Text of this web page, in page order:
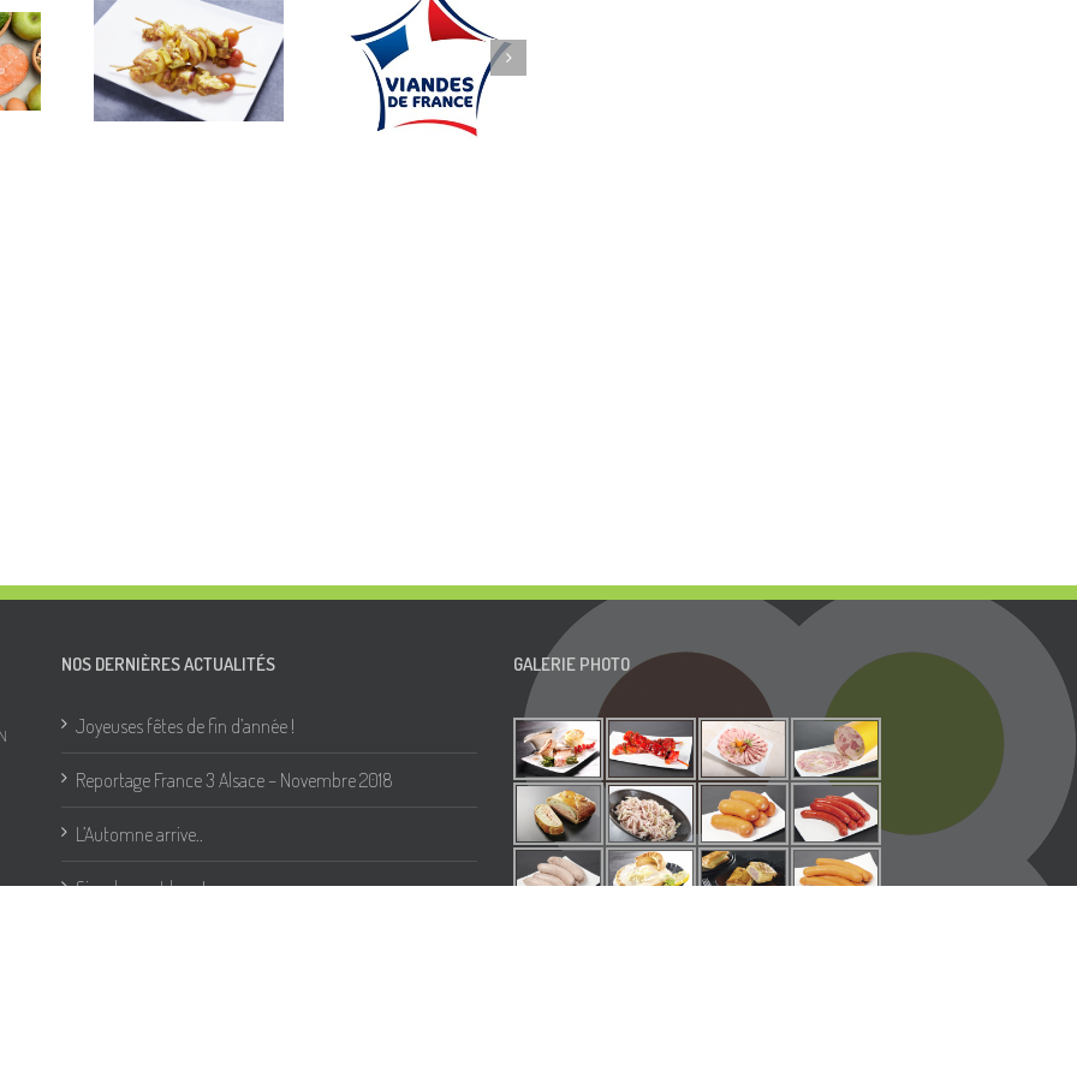
de
Charcuterie de la
Thur, une matière
première
… Agir c’est mieux !
NOS DERNIÈRES ACTUALITÉS
Joyeuses fêtes de fin d’année !
Reportage France 3 Alsace – Novembre 2018
L’Automne arrive..
Simplement bon !
GALERIE PHOTO